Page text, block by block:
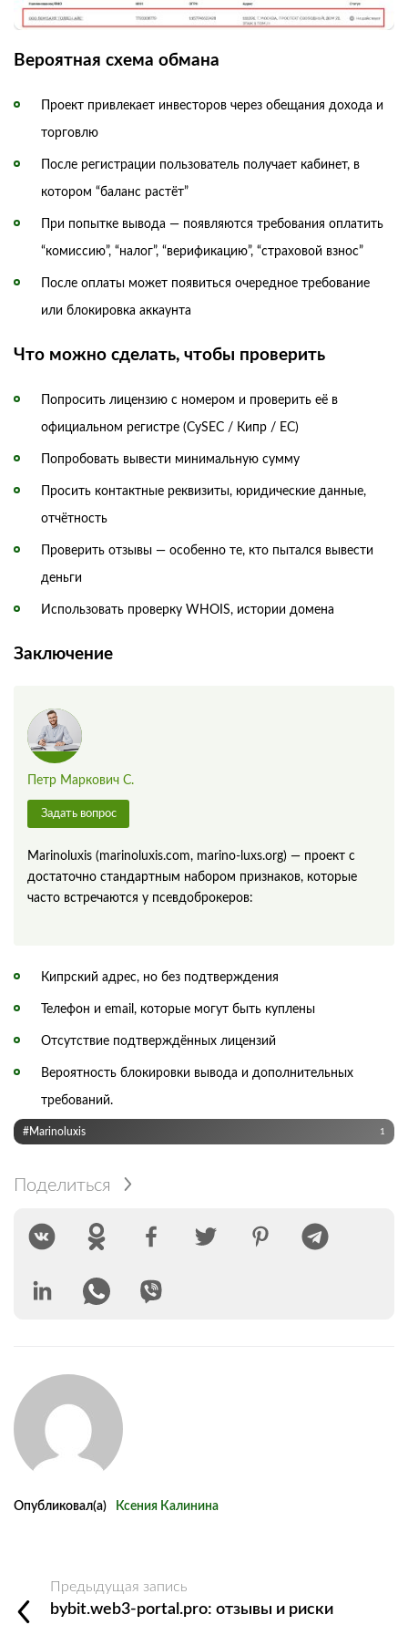
Вероятная схема обмана
Проект привлекает инвесторов через обещания дохода и
торговлю
После регистрации пользователь получает кабинет, в
котором “баланс растёт”
При попытке вывода — появляются требования оплатить
“комиссию”, “налог”, “верификацию”, “страховой взнос”
После оплаты может появиться очередное требование
или блокировка аккаунта
Что можно сделать, чтобы проверить
Попросить лицензию с номером и проверить её в
официальном регистре (CySEC / Кипр / ЕС)
Попробовать вывести минимальную сумму
Просить контактные реквизиты, юридические данные,
отчётность
Проверить отзывы — особенно те, кто пытался вывести
деньги
Использовать проверку WHOIS, истории домена
Заключение
Петр Маркович С.
Задать вопрос
Marinoluxis (marinoluxis.com, marino-luxs.org) — проект с
достаточно стандартным набором признаков, которые
часто встречаются у псевдоброкеров:
Кипрский адрес, но без подтверждения
Телефон и email, которые могут быть куплены
Отсутствие подтверждённых лицензий
Вероятность блокировки вывода и дополнительных
требований.
#Marinoluxis 1
Поделиться
Опубликовал(а) Ксения Калинина
Предыдущая запись
bybit.web3‑portal.pro: отзывы и риски